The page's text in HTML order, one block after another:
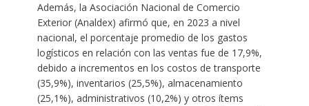
Además, la Asociación Nacional de Comercio
Exterior (Analdex) afirmó que, en 2023 a nivel
nacional, el porcentaje promedio de los gastos
logísticos en relación con las ventas fue de 17,9%,
debido a incrementos en los costos de transporte
(35,9%), inventarios (25,5%), almacenamiento
(25,1%), administrativos (10,2%) y otros ítems